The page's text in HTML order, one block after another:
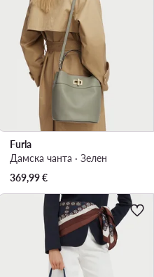
Furla
Дамска чанта · Зелен
369,99€